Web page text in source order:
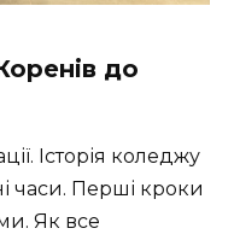
до
Історія коледжу
часи. Перші кроки
Як все